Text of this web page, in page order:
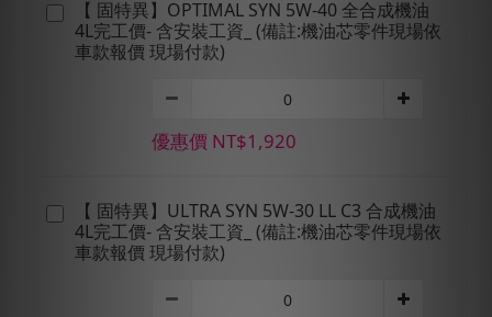
【 固特異】OPTIMAL SYN 5W-40 全合成機油
4L完工價- 含安裝工資_ (備註:機油芯零件現場依
車款報價 現場付款)
優惠價 NT$1,920
【 固特異】ULTRA SYN 5W-30 LL C3 合成機油
4L完工價- 含安裝工資_ (備註:機油芯零件現場依
車款報價 現場付款)